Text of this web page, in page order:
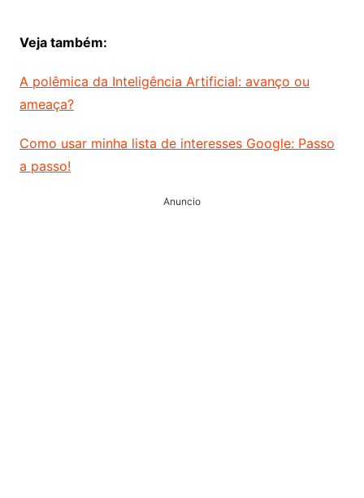
Veja também:
A polêmica da Inteligência Artificial: avanço ou
ameaça?
Como usar minha lista de interesses Google: Passo
a passo!
Anuncio